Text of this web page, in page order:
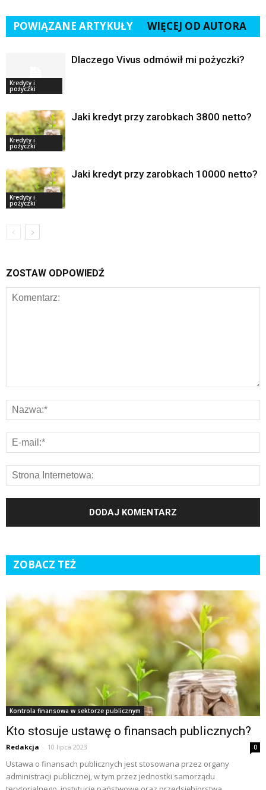
POWIĄZANE ARTYKUŁY WIĘCEJ OD AUTORA
Kredyty i
pożyczki
Dlaczego Vivus odmówił mi pożyczki?
Kredyty i
pożyczki
Jaki kredyt przy zarobkach 3800 netto?
Kredyty i
pożyczki
Jaki kredyt przy zarobkach 10000 netto?
ZOSTAW ODPOWIEDŹ
ZOBACZ TEŻ
Kontrola finansowa w sektorze publicznym
Kto stosuje ustawę o finansach publicznych?
Redakcja - 10 lipca 2023 0
Ustawa o finansach publicznych jest stosowana przez organy
administracji publicznej, w tym przez jednostki samorządu